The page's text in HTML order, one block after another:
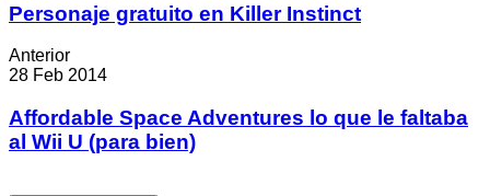
Personaje gratuito en Killer Instinct
Anterior
28 Feb 2014
Affordable Space Adventures lo que le faltaba
al Wii U (para bien)